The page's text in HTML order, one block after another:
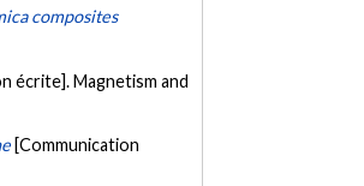
composites
écrite]. Magnetism and
[Communication